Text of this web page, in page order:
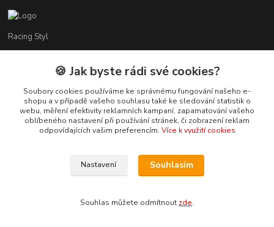
Racing Styl
Karel Muláček
774 51 50 88
(7:00 - 20:00)
shop@racingstyl.com
© Copyright 2013-2026 Racing Styl Performance
🍪 Jak byste rádi své cookies?
Soubory cookies používáme ke správnému fungování našeho e-
shopu a v případě vašeho souhlasu také ke sledování statistik o
webu, měření efektivity reklamních kampaní, zapamatování vašeho
oblíbeného nastavení při používání stránek, či zobrazení reklam
odpovídajících vašim preferencím. Více k využití cookies
Nastavení Souhlasím
Souhlas můžete odmítnout zde.